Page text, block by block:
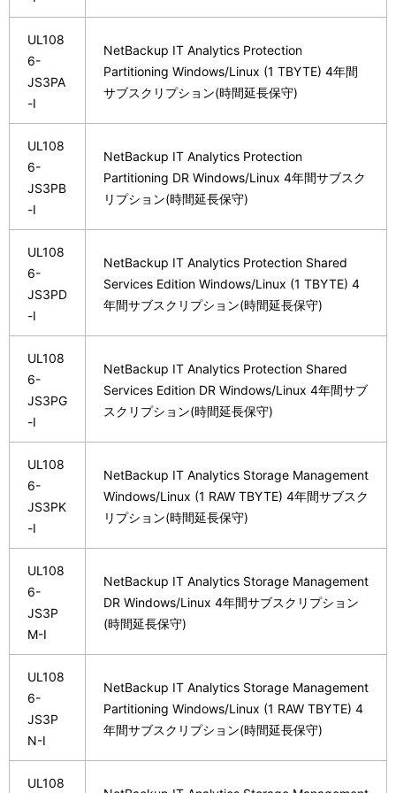
UL108
6-
JS3PA
-I
NetBackup IT Analytics Protection
Partitioning Windows/Linux (1 TBYTE) 4年間
サブスクリプション(時間延長保守)
UL108
6-
JS3PB
-I
NetBackup IT Analytics Protection
Partitioning DR Windows/Linux 4年間サブスク
リプション(時間延長保守)
UL108
6-
JS3PD
-I
NetBackup IT Analytics Protection Shared
Services Edition Windows/Linux (1 TBYTE) 4
年間サブスクリプション(時間延長保守)
UL108
6-
JS3PG
-I
NetBackup IT Analytics Protection Shared
Services Edition DR Windows/Linux 4年間サブ
スクリプション(時間延長保守)
UL108
6-
JS3PK
-I
NetBackup IT Analytics Storage Management
Windows/Linux (1 RAW TBYTE) 4年間サブスク
リプション(時間延長保守)
UL108
6-
JS3P
M-I
NetBackup IT Analytics Storage Management
DR Windows/Linux 4年間サブスクリプション
(時間延長保守)
UL108
6-
JS3P
N-I
NetBackup IT Analytics Storage Management
Partitioning Windows/Linux (1 RAW TBYTE) 4
年間サブスクリプション(時間延長保守)
UL108